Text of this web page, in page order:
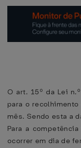
O art. 15º da Lei
para o
mês. Sendo esta a
Para a
ocorrer em dia de